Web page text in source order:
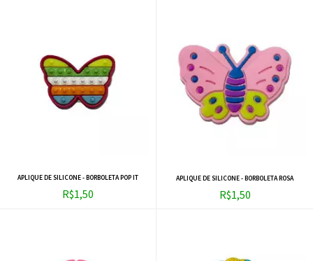
APLIQUE DE SILICONE - BORBOLETA POP IT
R$1,50
APLIQUE DE SILICONE - BORBOLETA ROSA
R$1,50